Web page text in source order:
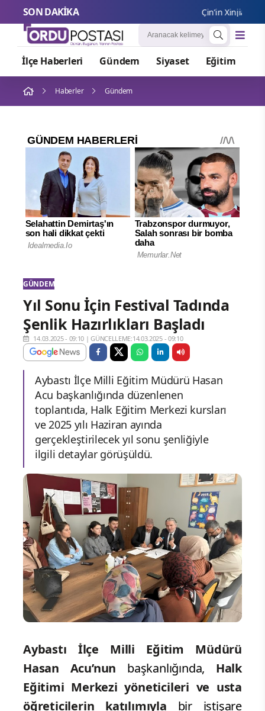
SON DAKİKA Çin’in Xinjiang
İlçe Haberleri Gündem Siyaset Eğitim
Haberler Gündem
GÜNDEM
Yıl Sonu İçin Festival Tadında
Şenlik Hazırlıkları Başladı
14.03.2025 - 09:10 |GÜNCELLEME:14.03.2025 - 09:10
Aybastı İlçe Milli Eğitim Müdürü Hasan
Acu başkanlığında düzenlenen
toplantıda, Halk Eğitim Merkezi kursları
ve 2025 yılı Haziran ayında
gerçekleştirilecek yıl sonu şenliğiyle
ilgili detaylar görüşüldü.
Aybastı İlçe Milli Eğitim Müdürü
Hasan Acu’nun başkanlığında, Halk
Eğitimi Merkezi yöneticileri ve usta
öğreticilerin katılımıyla bir istişare